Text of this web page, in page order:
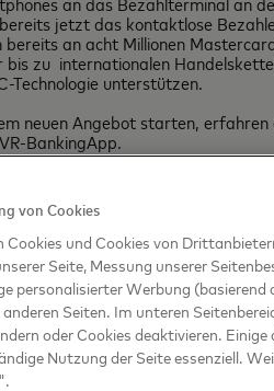
jetzt das kontaktlose
an acht Millionen
bis zu internationalen
Technologie unterstützen.
neuen Angebot starten,
BankingApp.
im
in über 210 Ländern
sicherer und effizienter.
@MastercardDE, reden Sie mit im
von Cookies
Cookies und Cookies von
Seite, Messung unserer
personalisierter Werbung
Seiten. Im unteren
oder Cookies deaktivieren.
Nutzung der Seite essenziell.